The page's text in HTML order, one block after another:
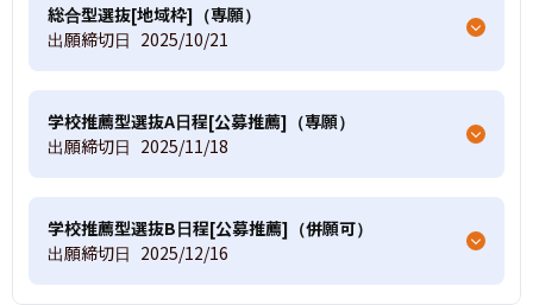
総合型選抜[地域枠]（専願）
出願締切日 2025/10/21
学校推薦型選抜A日程[公募推薦]（専願）
出願締切日 2025/11/18
学校推薦型選抜B日程[公募推薦]（併願可）
出願締切日 2025/12/16